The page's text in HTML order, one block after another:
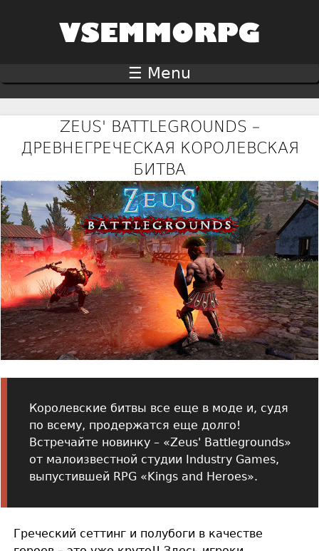
ZEUS' BATTLEGROUNDS –
ДРЕВНЕГРЕЧЕСКАЯ КОРОЛЕВСКАЯ
БИТВА
Королевские битвы все еще в моде и, судя
по всему, продержатся еще долго!
Встречайте новинку – «Zeus' Battlegrounds»
от малоизвестной студии Industry Games,
выпустившей RPG «Kings and Heroes».
Греческий сеттинг и полубоги в качестве
☰ Menu